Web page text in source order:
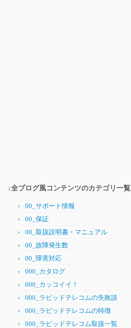
↓全ブログ風コンテンツのカテゴリ一覧
00_サポート情報
00_保証
00_取扱説明書・マニュアル
00_故障発生数
00_障害対応
000_カタログ
000_カッコイイ！
000_ラピッドテレコムの失敗談
000_ラピッドテレコムの特徴
000_ラピッドテレコム取扱一覧